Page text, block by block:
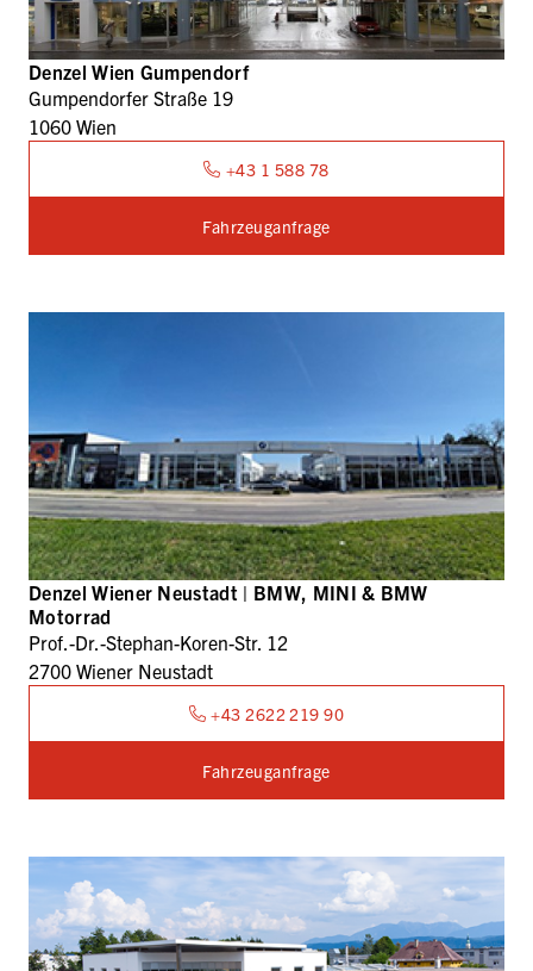
Denzel Wien Gumpendorf
Gumpendorfer Straße 19
1060 Wien
+43 1 588 78
Fahrzeuganfrage
Denzel Wiener Neustadt | BMW, MINI & BMW
Motorrad
Prof.-Dr.-Stephan-Koren-Str. 12
2700 Wiener Neustadt
+43 2622 219 90
Fahrzeuganfrage